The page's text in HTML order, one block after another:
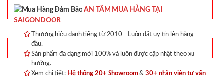
AN TÂM MUA HÀNG TẠI
SAIGONDOOR
Thương hiệu danh tiếng từ 2010 - Luôn đặt uy tín lên hàng
đầu.
Sản phẩm đa dạng mới 100% và luôn được cập nhật theo xu
hướng.
Xem chi tiết: Hệ thống 20+ Showroom & 30+ nhân viên tư vấn